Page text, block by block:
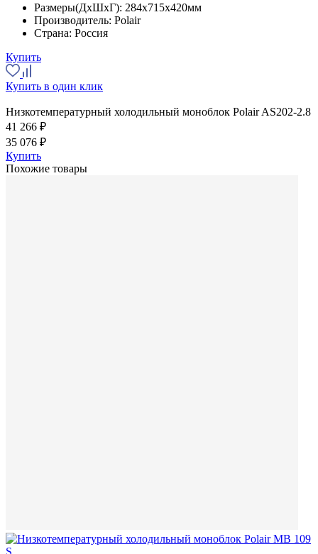
Размеры(ДхШхГ): 284x715x420мм
Производитель: Polair
Страна: Россия
Купить
Купить в один клик
Низкотемпературный холодильный моноблок Polair AS202-2.8
41 266 ₽
35 076 ₽
Купить
Похожие товары